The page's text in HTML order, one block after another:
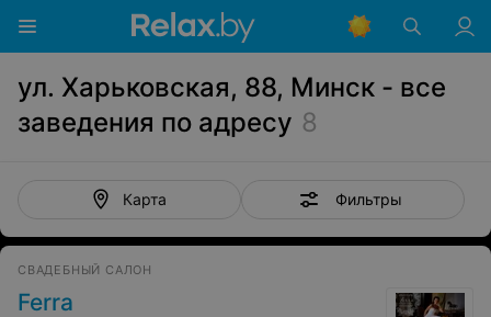
ул. Харьковская, 88, Минск - все
заведения по адресу 8
Карта Фильтры
СВАДЕБНЫЙ САЛОН
Ferra